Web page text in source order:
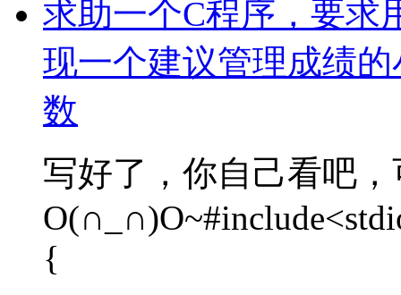
求助一个C程序，要求
现一个建议管理成绩
数
写好了，你自己看吧
{